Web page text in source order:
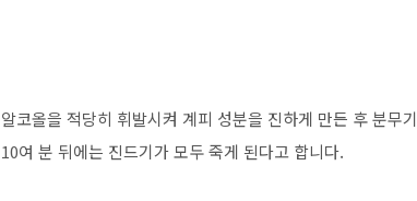
코올을 적당히 휘발시켜 계피 성분을 진하게 만든 후 분무기
여 분 뒤에는 진드기가 모두 죽게 된다고 합니다.